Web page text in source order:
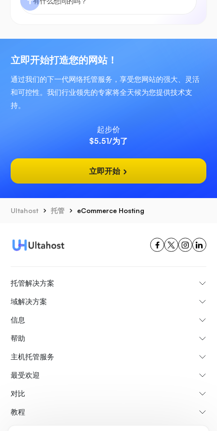
立即开始打造您的网站！
通过我们的下一代网络托管服务，享受您网站的强大、灵活
和可控性。我们行业领先的专家将全天候为您提供技术支
持。
起步价
$5.51/为了
立即开始
Ultahost 托管 eCommerce Hosting
托管解决方案
域解决方案
信息
帮助
主机托管服务
最受欢迎
对比
教程